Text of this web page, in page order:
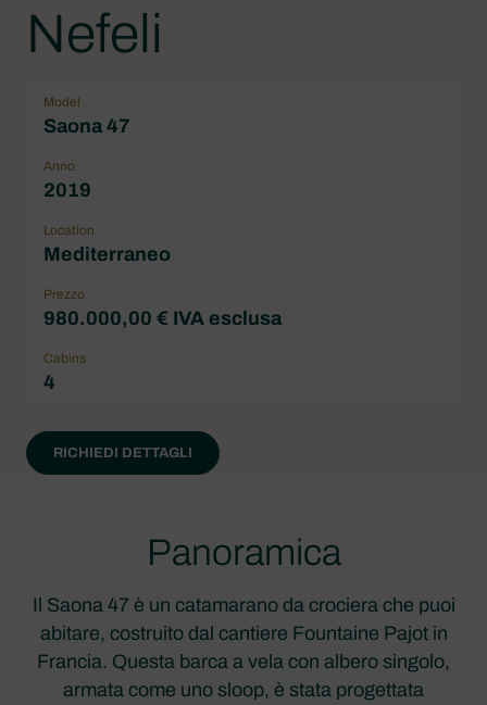
Nefeli
Model
Saona 47
Anno
2019
Location
Mediterraneo
Prezzo
980.000,00 € IVA esclusa
Cabins
4
RICHIEDI DETTAGLI
Panoramica
Il Saona 47 è un catamarano da crociera che puoi
abitare, costruito dal cantiere Fountaine Pajot in
Francia. Questa barca a vela con albero singolo,
armata come uno sloop, è stata progettata